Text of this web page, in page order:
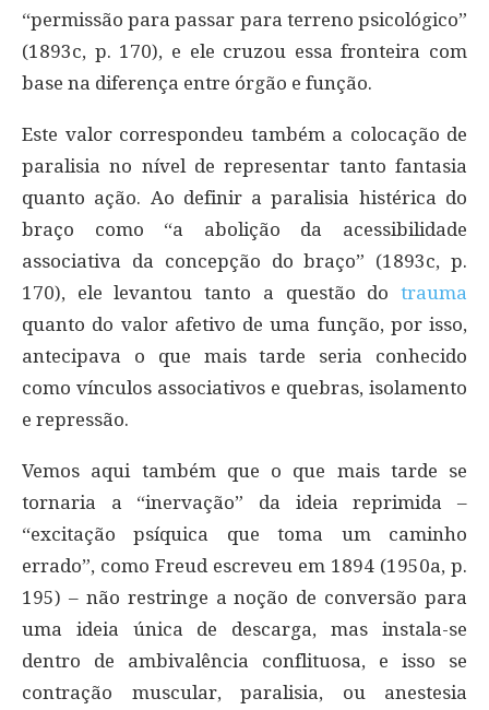
“permissão para passar para terreno psicológico”
(1893c, p. 170), e ele cruzou essa fronteira com
base na diferença entre órgão e função.
Este valor correspondeu também a colocação de
paralisia no nível de representar tanto fantasia
quanto ação. Ao definir a paralisia histérica do
braço como “a abolição da acessibilidade
associativa da concepção do braço” (1893c, p.
170), ele levantou tanto a questão do trauma
quanto do valor afetivo de uma função, por isso,
antecipava o que mais tarde seria conhecido
como vínculos associativos e quebras, isolamento
e repressão.
Vemos aqui também que o que mais tarde se
tornaria a “inervação” da ideia reprimida –
“excitação psíquica que toma um caminho
errado”, como Freud escreveu em 1894 (1950a, p.
195) – não restringe a noção de conversão para
uma ideia única de descarga, mas instala-se
dentro de ambivalência conflituosa, e isso se
contração muscular, paralisia, ou anestesia